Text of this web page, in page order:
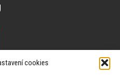
cookies